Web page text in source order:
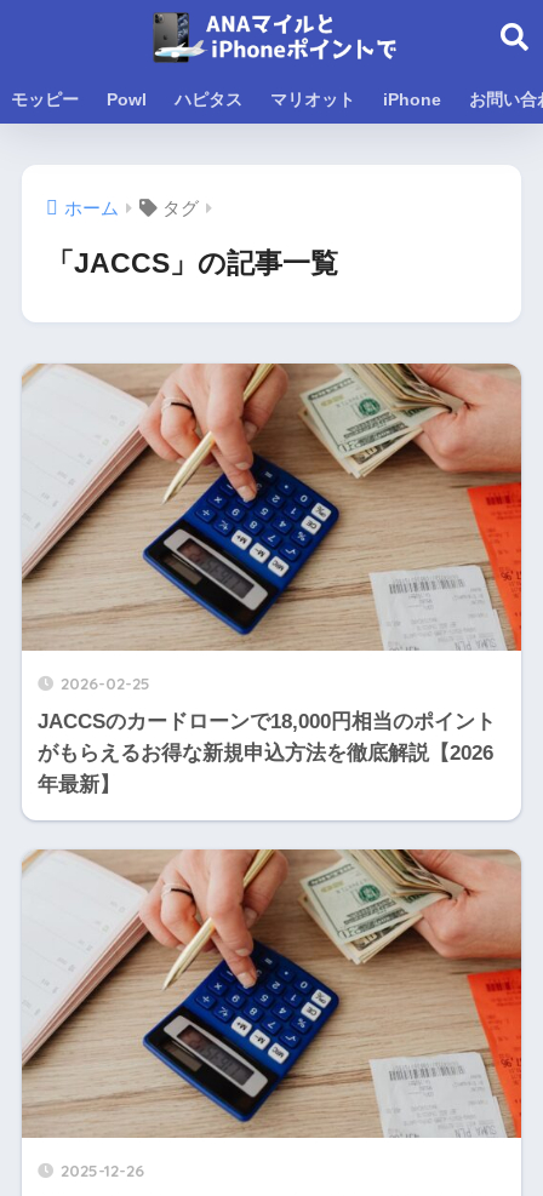
モッピー Powl ハピタス マリオット iPhone お問い合
ホーム タグ
「JACCS」の記事一覧
2026-02-25
JACCSのカードローンで18,000円相当のポイント
がもらえるお得な新規申込方法を徹底解説【2026
年最新】
2025-12-26